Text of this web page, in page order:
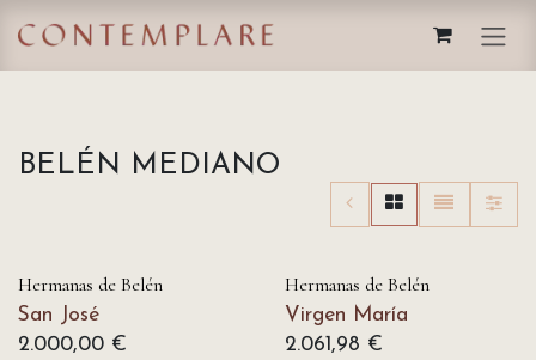
BELÉN MEDIANO
Hermanas de Belén
San José
2.000,00 €
Hermanas de Belén
Virgen María
2.061,98 €